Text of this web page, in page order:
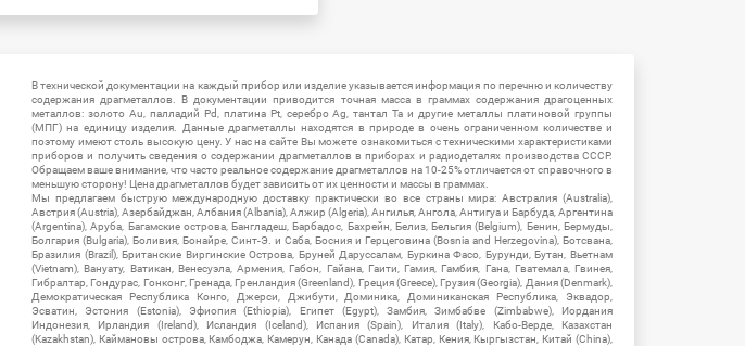
В технической документации на каждый прибор или изделие указывается информация по перечню и количеству
содержания драгметаллов. В документации приводится точная масса в граммах содержания драгоценных
металлов: золото Au, палладий Pd, платина Pt, серебро Ag, тантал Ta и другие металлы платиновой группы
(МПГ) на единицу изделия. Данные драгметаллы находятся в природе в очень ограниченном количестве и
поэтому имеют столь высокую цену. У нас на сайте Вы можете ознакомиться с техническими характеристиками
приборов и получить сведения о содержании драгметаллов в приборах и радиодеталях производства СССР.
Обращаем ваше внимание, что часто реальное содержание драгметаллов на 10-25% отличается от справочного в
меньшую сторону! Цена драгметаллов будет зависить от их ценности и массы в граммах.
Мы предлагаем быструю международную доставку практически во все страны мира: Австралия (Australia),
Австрия (Austria), Азербайджан, Албания (Albania), Алжир (Algeria), Ангилья, Ангола, Антигуа и Барбуда, Аргентина
(Argentina), Аруба, Багамские острова, Бангладеш, Барбадос, Бахрейн, Белиз, Бельгия (Belgium), Бенин, Бермуды,
Болгария (Bulgaria), Боливия, Бонайре, Синт-Э. и Саба, Босния и Герцеговина (Bosnia and Herzegovina), Ботсвана,
Бразилия (Brazil), Британские Виргинские Острова, Бруней Даруссалам, Буркина Фасо, Бурунди, Бутан, Вьетнам
(Vietnam), Вануату, Ватикан, Венесуэла, Армения, Габон, Гайана, Гаити, Гамия, Гамбия, Гана, Гватемала, Гвинея,
Гибралтар, Гондурас, Гонконг, Гренада, Гренландия (Greenland), Греция (Greece), Грузия (Georgia), Дания (Denmark),
Демократическая Республика Конго, Джерси, Джибути, Доминика, Доминиканская Республика, Эквадор,
Эсватин, Эстония (Estonia), Эфиопия (Ethiopia), Египет (Egypt), Замбия, Зимбабве (Zimbabwe), Иордания
Индонезия, Ирландия (Ireland), Исландия (Iceland), Испания (Spain), Италия (Italy), Кабо-Верде, Казахстан
(Kazakhstan), Каймановы острова, Камбоджа, Камерун, Канада (Canada), Катар, Кения, Кыргызстан, Китай (China),